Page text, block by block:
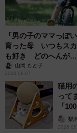
引掛シーリングに照明
グタイプの新しい器具に
ニック）
──器具ごと交換す
上記画像のような
ついている場合は
はご自身で取り外し
「男の子のママっ
育った母 いつもスカ
も好き どのへんが…
山岡 もと子
2026.08.07
猫用
って
「
梨